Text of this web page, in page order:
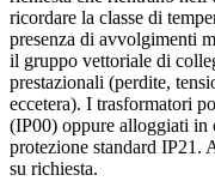
ricordare la classe di
presenza di avvolgimenti
il gruppo vettoriale di
prestazionali (perdite,
eccetera). I trasformatori
(IP00) oppure alloggiati in
protezione standard IP21.
su richiesta.